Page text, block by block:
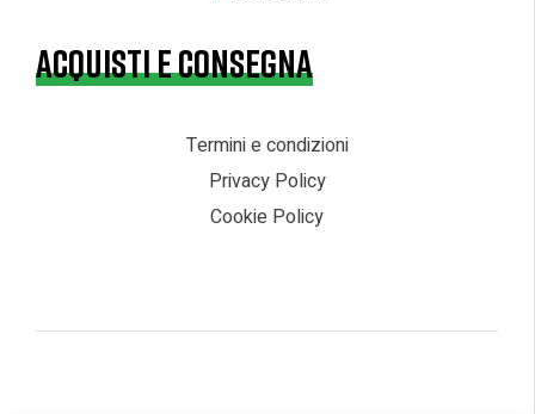
ACQUISTI E CONSEGNA
Termini e condizioni
Privacy Policy
Cookie Policy